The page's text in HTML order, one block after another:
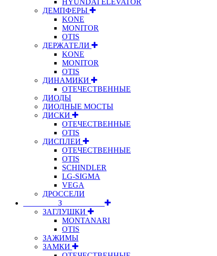
ДЕМПФЕРЫ
KONE
MONITOR
OTIS
ДЕРЖАТЕЛИ
KONE
MONITOR
OTIS
ДИНАМИКИ
ОТЕЧЕСТВЕННЫЕ
ДИОДЫ
ДИОДНЫЕ МОСТЫ
ДИСКИ
ОТЕЧЕСТВЕННЫЕ
OTIS
ДИСПЛЕИ
ОТЕЧЕСТВЕННЫЕ
OTIS
SCHINDLER
LG-SIGMA
VEGA
ДРОССЕЛИ
⠀⠀⠀⠀⠀⠀З⠀⠀⠀⠀⠀⠀⠀
ЗАГЛУШКИ
MONTANARI
OTIS
ЗАЖИМЫ
ЗАМКИ